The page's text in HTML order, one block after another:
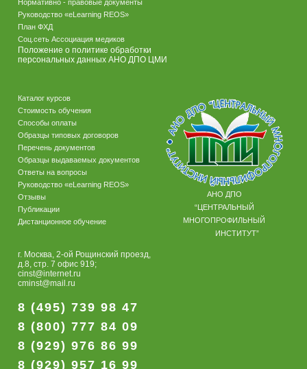
Нормативно - правовые документы
Руководство «eLearning REOS»
План ФХД
Соц.сеть Ассоциация медиков
Положение о политике обработки
персональных данных АНО ДПО ЦМИ
Каталог курсов
Стоимость обучения
Способы оплаты
Образцы типовых договоров
Перечень документов
Образцы выдаваемых документов
Ответы на вопросы
Руководство «eLearning REOS»
Отзывы
Публикации
Дистанционное обучение
г. Москва, 2-ой Рощинский проезд,
д.8, стр. 7 офис 919;
cinst@internet.ru
cminst@mail.ru
8 (495) 739 98 47
8 (800) 777 84 09
8 (929) 976 86 99
8 (929) 957 16 99
АНО ДПО
“ЦЕНТРАЛЬНЫЙ
МНОГОПРОФИЛЬНЫЙ
ИНСТИТУТ”